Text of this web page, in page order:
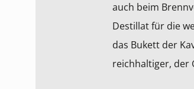
auch beim
Destillat für die
das Bukett der
reichhaltiger, der